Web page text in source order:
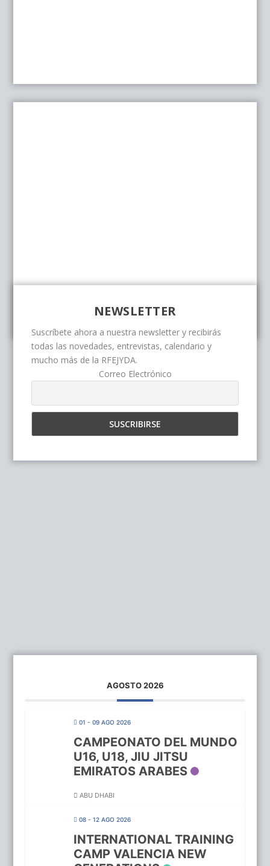
NEWSLETTER
Suscríbete ahora a nuestra newsletter y recibirás
todas las novedades, entrevistas, calendario y
mucho más de la RFEJYDA.
Correo Electrónico
AGOSTO 2026
01 - 09 AGO 2026
CAMPEONATO DEL MUNDO
U16, U18, JIU JITSU
EMIRATOS ARABES
ABU DHABI
08 - 12 AGO 2026
INTERNATIONAL TRAINING
CAMP VALENCIA NEW